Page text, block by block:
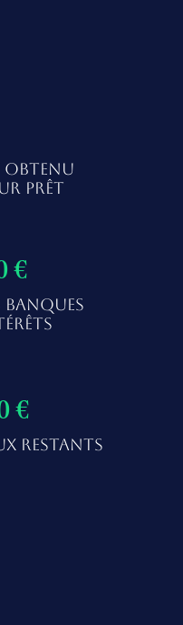
OBTENU
PRÊT
€
€
RESTANTS